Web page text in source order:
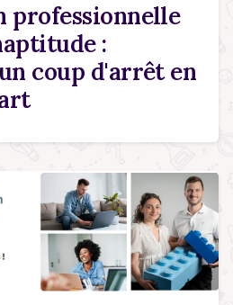
professionnelle
:
coup d'arrêt en